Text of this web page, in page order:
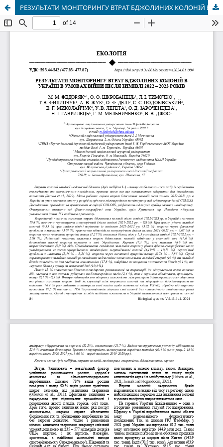
РЕЗУЛЬТАТИ МОНІТОРИНГУ ВТРАТ БДЖОЛИНИХ КОЛОНІЙ В УКРАЇНІ В УМОВАХ ВІЙНИ ПІСЛЯ ЗИМІВЛІ 2022 – 2023 РОКІВ